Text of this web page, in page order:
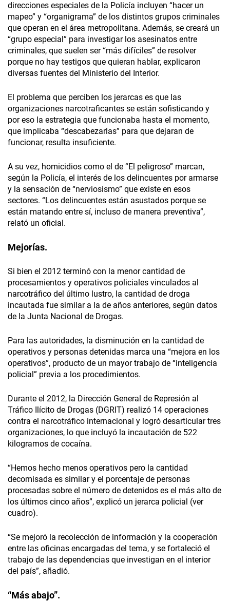
direcciones especiales de la Policía incluyen “hacer un
mapeo” y “organigrama” de los distintos grupos criminales
que operan en el área metropolitana. Además, se creará un
“grupo especial” para investigar los asesinatos entre
criminales, que suelen ser “más difíciles” de resolver
porque no hay testigos que quieran hablar, explicaron
diversas fuentes del Ministerio del Interior.
El problema que perciben los jerarcas es que las
organizaciones narcotraficantes se están sofisticando y
por eso la estrategia que funcionaba hasta el momento,
que implicaba “descabezarlas” para que dejaran de
funcionar, resulta insuficiente.
A su vez, homicidios como el de “El peligroso” marcan,
según la Policía, el interés de los delincuentes por armarse
y la sensación de “nerviosismo” que existe en esos
sectores. “Los delincuentes están asustados porque se
están matando entre sí, incluso de manera preventiva”,
relató un oficial.
Mejorías.
Si bien el 2012 terminó con la menor cantidad de
procesamientos y operativos policiales vinculados al
narcotráfico del último lustro, la cantidad de droga
incautada fue similar a la de años anteriores, según datos
de la Junta Nacional de Drogas.
Para las autoridades, la disminución en la cantidad de
operativos y personas detenidas marca una “mejora en los
operativos”, producto de un mayor trabajo de “inteligencia
policial” previa a los procedimientos.
Durante el 2012, la Dirección General de Represión al
Tráfico Ilícito de Drogas (DGRIT) realizó 14 operaciones
contra el narcotráfico internacional y logró desarticular tres
organizaciones, lo que incluyó la incautación de 522
kilogramos de cocaína.
“Hemos hecho menos operativos pero la cantidad
decomisada es similar y el porcentaje de personas
procesadas sobre el número de detenidos es el más alto de
los últimos cinco años”, explicó un jerarca policial (ver
cuadro).
“Se mejoró la recolección de información y la cooperación
entre las oficinas encargadas del tema, y se fortaleció el
trabajo de las dependencias que investigan en el interior
del país”, añadió.
“Más abajo”.